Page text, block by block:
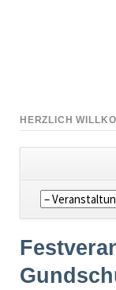
HERZLICH
Navigation
überspringen